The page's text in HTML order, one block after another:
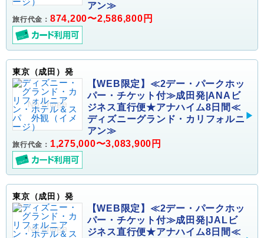
アン≫
旅行代金： 874,200〜2,586,800円
東京（成田）発
【WEB限定】≪2デー・パークホッ
パー・チケット付≫成田発|ANAビ
ジネス直行便★アナハイム8日間≪
ディズニーグランド・カリフォルニ
アン≫
旅行代金： 1,275,000〜3,083,900円
東京（成田）発
【WEB限定】≪2デー・パークホッ
パー・チケット付≫成田発|JALビ
ジネス直行便★アナハイム8日間≪